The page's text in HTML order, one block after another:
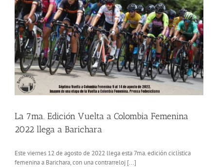
La 7ma. Edición Vuelta a Colombia Femenina
2022 llega a Barichara
Este viernes 12 de agosto de 2022 llega esta 7ma. edición ciclística
femenina a Barichara, con una contrarreloj [...]